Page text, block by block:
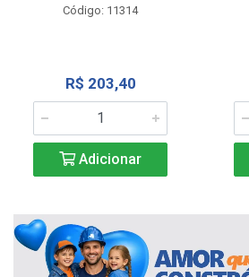
Código: 11314
R$ 203,40
Adicionar